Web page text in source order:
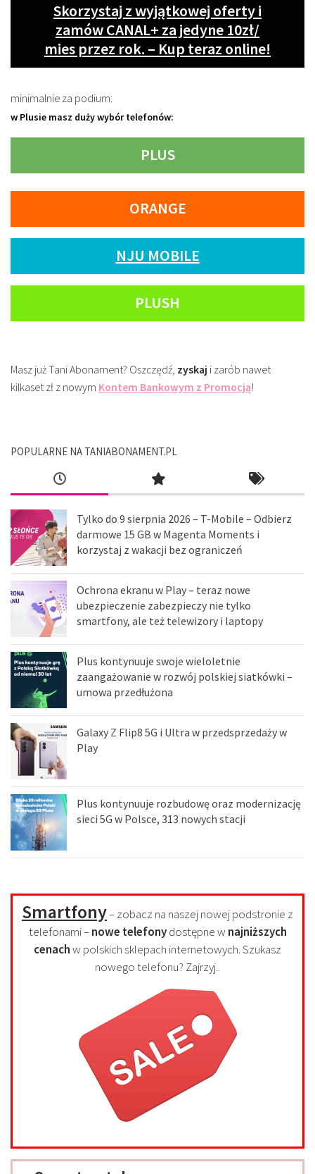
Skorzystaj z wyjątkowej oferty i
zamów CANAL+ za jedyne 10zł/
mies przez rok. – Kup teraz online!
minimalnie za podium:
w Plusie masz duży wybór telefonów:
PLUS
ORANGE
NJU MOBILE
PLUSH
Masz już Tani Abonament? Oszczędź, zyskaj i zarób nawet
kilkaset zł z nowym Kontem Bankowym z Promocją!
POPULARNE NA TANIABONAMENT.PL
Tylko do 9 sierpnia 2026 – T-Mobile – Odbierz
darmowe 15 GB w Magenta Moments i
korzystaj z wakacji bez ograniczeń
Ochrona ekranu w Play – teraz nowe
ubezpieczenie zabezpieczy nie tylko
smartfony, ale też telewizory i laptopy
Plus kontynuuje swoje wieloletnie
zaangażowanie w rozwój polskiej siatkówki –
umowa przedłużona
Galaxy Z Flip8 5G i Ultra w przedsprzedaży w
Play
Plus kontynuuje rozbudowę oraz modernizację
sieci 5G w Polsce, 313 nowych stacji
Smartfony– zobacz na naszej nowej podstronie z
telefonami –nowe telefonydostępne w najniższych
cenachw polskich sklepach internetowych. Szukasz
nowego telefonu? Zajrzyj..